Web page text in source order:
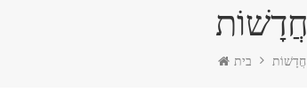
חֲדָשׁוֹת
בית חֲדָשׁוֹת